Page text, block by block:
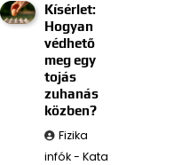
Kísérlet:
Hogyan
védhető
meg egy
tojás
zuhanás
közben?
Fizika
infók - Kata